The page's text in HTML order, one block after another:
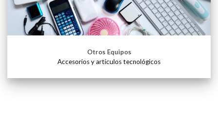
Otros Equipos
Accesorios y artículos tecnológicos